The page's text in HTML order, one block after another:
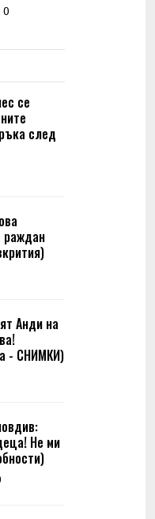
0
се
след
раждан
Анди на
- СНИМКИ)
Не ми